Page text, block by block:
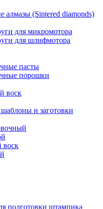
алмазы (Sintered diamonds)
для микромотора
для шлифмотора
пасты
порошки
воск
и заготовки
воск